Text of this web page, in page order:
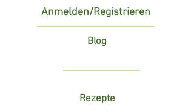
Anmelden/Registrieren
Blog
Rezepte